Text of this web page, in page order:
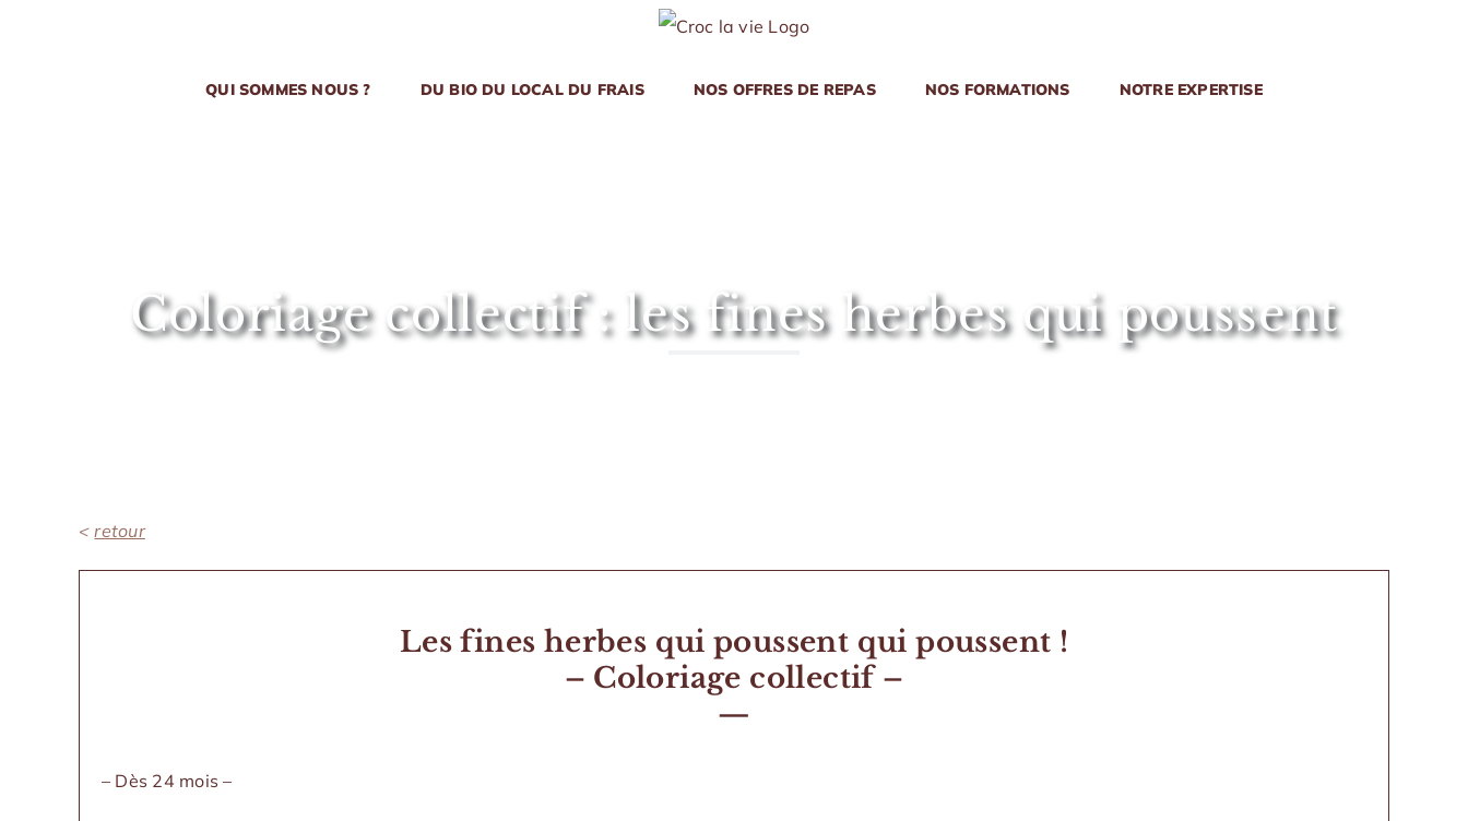
QUI SOMMES NOUS ? DU BIO DU LOCAL DU FRAIS NOS OFFRES DE REPAS NOS FORMATIONS NOTRE EXPERTISE
Coloriage collectif : les fines herbes qui poussent
<retour
Les fines herbes qui poussent qui poussent !
– Coloriage collectif –
—
– Dès 24 mois –